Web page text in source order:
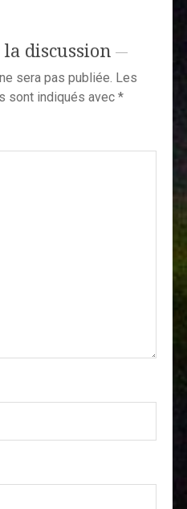
discussion
sera pas publiée. Les
sont indiqués avec *